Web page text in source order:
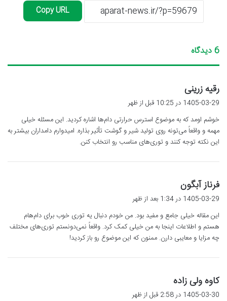
Copy URL
6 دیدگاه
رقیه زرینی
ف
:
1405-03-29 در 10:25 قبل از ظهر
خوشم اومد که به موضوع استرس حرارتی دام‌ها اشاره کردید. این مسئله خیلی
مهمه و واقعاً می‌تونه روی تولید شیر و گوشت تأثیر بذاره. امیدوارم دامداران بیشتر به
این نکته توجه کنند و توری‌های مناسب رو انتخاب کنن.
فرناز آبگون
ت
1405-03-29 در 1:34 بعد از ظهر
این مقاله خیلی جامع و مفید بود. من خودم دنبال یه توری خوب برای دام‌هام
هستم و اطلاعات اینجا به من خیلی کمک کرد. واقعاً نمی‌دونستم توری‌های مختلف
چه مزایا و معایبی دارن. ممنون که این موضوع رو باز کردید!
کاوه ولی زاده
ف
1405-03-30 در 2:58 قبل از ظهر